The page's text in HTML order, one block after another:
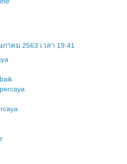
าคม 2563 เวลา 19:41